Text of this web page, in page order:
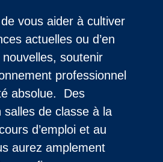
de vous aider à cultiver
actuelles ou d’en
soutenir
professionnel
absolue. Des
salles de classe à la
d’emploi et au
aurez amplement